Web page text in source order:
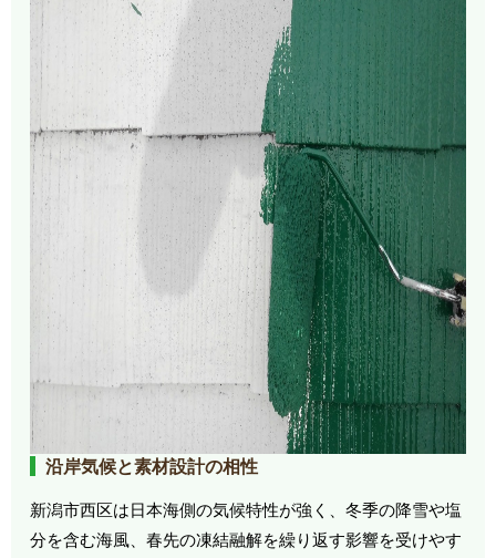
沿岸気候と素材設計の相性
新潟市西区は日本海側の気候特性が強く、冬季の降雪や塩
分を含む海風、春先の凍結融解を繰り返す影響を受けやす